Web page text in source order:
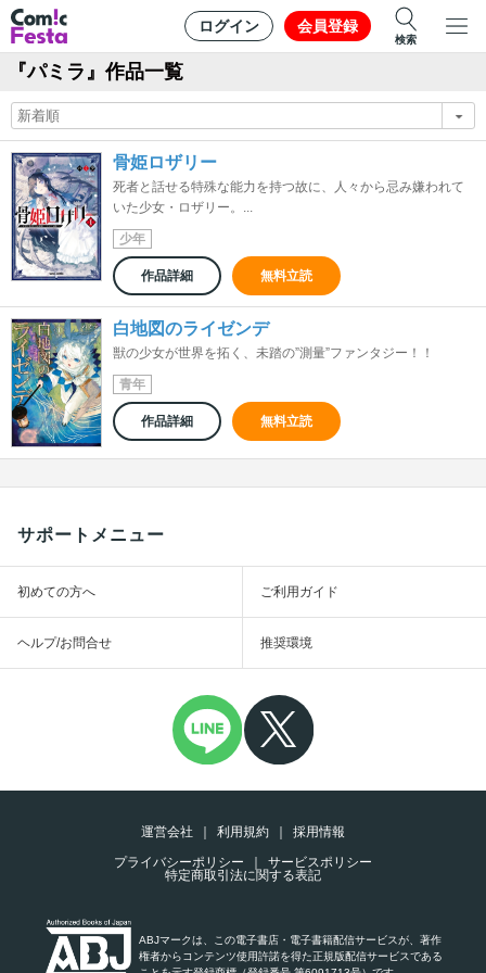
ログイン 会員登録
検索
『パミラ』作品一覧
骨姫ロザリー
死者と話せる特殊な能力を持つ故に、人々から忌み嫌われて
いた少女・ロザリー。...
少年
作品詳細 無料立読
白地図のライゼンデ
獣の少女が世界を拓く、未踏の”測量”ファンタジー！！
青年
作品詳細 無料立読
サポートメニュー
初めての方へ ご利用ガイド
ヘルプ/お問合せ 推奨環境
運営会社 利用規約
採用情報
プライバシーポリシー
サービスポリシー
特定商取引法に関する表記
ABJマークは、この電子書店・電子書籍配信サービスが、著作
権者からコンテンツ使用許諾を得た正規版配信サービスである